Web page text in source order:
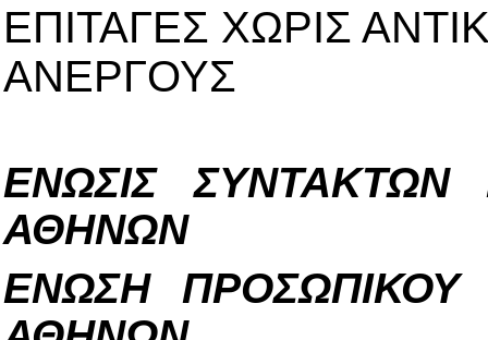
ΕΠΙΤΑΓΕΣ ΧΩΡΙΣ
ΑΝΕΡΓΟΥΣ
ΕΝΩΣΙΣ ΣΥΝΤΑΚΤΩΝ
ΑΘΗΝΩΝ
ΕΝΩΣΗ ΠΡΟΣΩΠΙΚΟΥ